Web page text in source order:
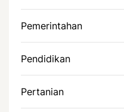
Pemerintahan
Pendidikan
Pertanian